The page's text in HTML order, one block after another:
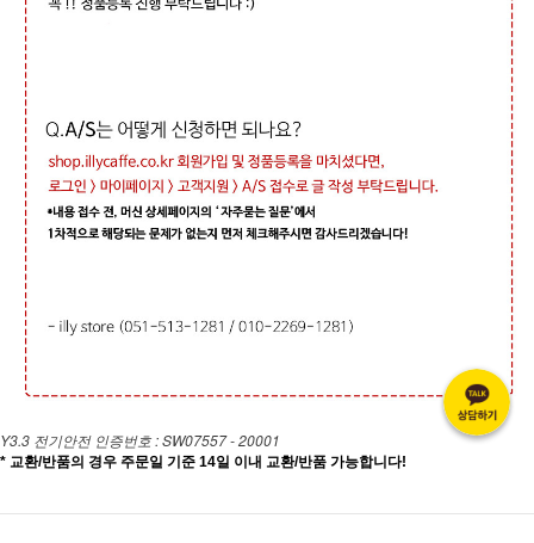
Y3.3 전기안전 인증번호 : SW07557 - 20001
* 교환/반품의 경우 주문일 기준 14일 이내 교환/반품 가능합니다!